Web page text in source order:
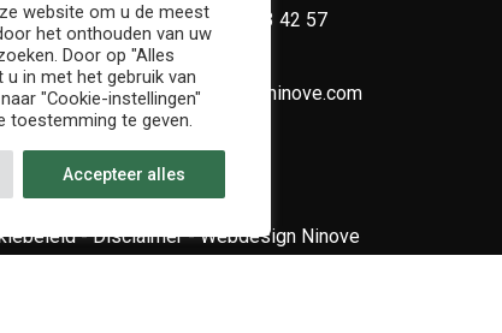
+32 54 33 42 57
info@kvkninove.com
-Disclaimer-Webdesign Ninove
website om u de meest
het onthouden van uw
Door op "Alles
in met het gebruik van
"Cookie-instellingen"
toestemming te geven.
Accepteer alles